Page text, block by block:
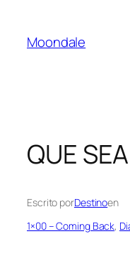
contenido
Moondale
QUE
Escrito porDestinoen
1×00 – Coming Back,